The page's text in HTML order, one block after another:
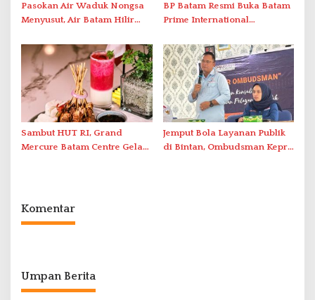
Pasokan Air Waduk Nongsa
Menyusut, Air Batam Hilir
Antar-IPAM
BP Batam Resmi Buka Batam
Prime International
2026 di Stadion Temenggung
Abdul Jamal
Sambut HUT RI, Grand
Mercure Batam Centre Gelar
Jemput Bola Layanan Publik
di Bintan, Ombudsman Kepri
Komentar
Umpan Berita